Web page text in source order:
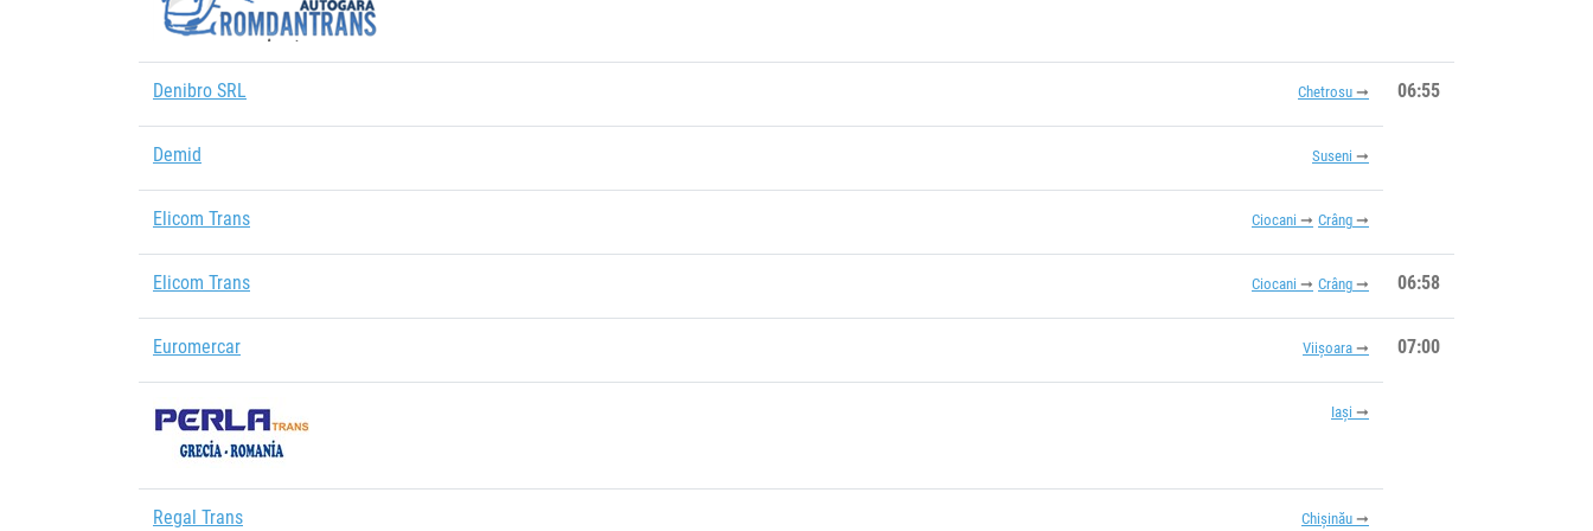
Denibro SRL Chetrosu 06:55
Demid Suseni
Elicom Trans Ciocani Crâng
Elicom Trans Ciocani Crâng 06:58
Euromercar Viișoara 07:00
Iași
Regal Trans Chișinău